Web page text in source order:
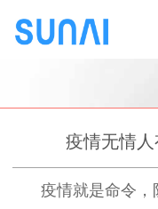
疫情无情
疫情就是命令